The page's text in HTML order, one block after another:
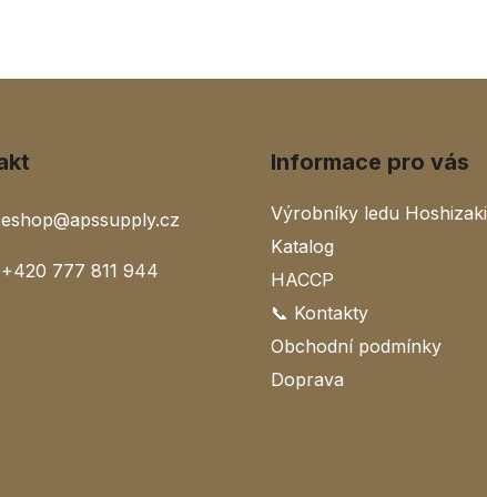
eshop@apssupply.cz
+420 777 811 944
Informace pro vás
Výrobníky ledu Hoshizaki
Katalog
HACCP
📞 Kontakty
Obchodní podmínky
Doprava